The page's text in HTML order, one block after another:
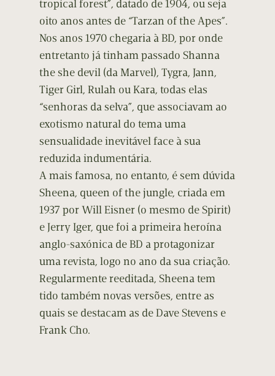
tropical forest”, datado de 1904, ou seja
oito anos antes de “Tarzan of the Apes”.
Nos anos 1970 chegaria à BD, por onde
entretanto já tinham passado Shanna
the she devil (da Marvel), Tygra, Jann,
Tiger Girl, Rulah ou Kara, todas elas
“senhoras da selva”, que associavam ao
exotismo natural do tema uma
sensualidade inevitável face à sua
reduzida indumentária.
A mais famosa, no entanto, é sem dúvida
Sheena, queen of the jungle, criada em
1937 por Will Eisner (o mesmo de Spirit)
e Jerry Iger, que foi a primeira heroína
anglo-saxónica de BD a protagonizar
uma revista, logo no ano da sua criação.
Regularmente reeditada, Sheena tem
tido também novas versões, entre as
quais se destacam as de Dave Stevens e
Frank Cho.